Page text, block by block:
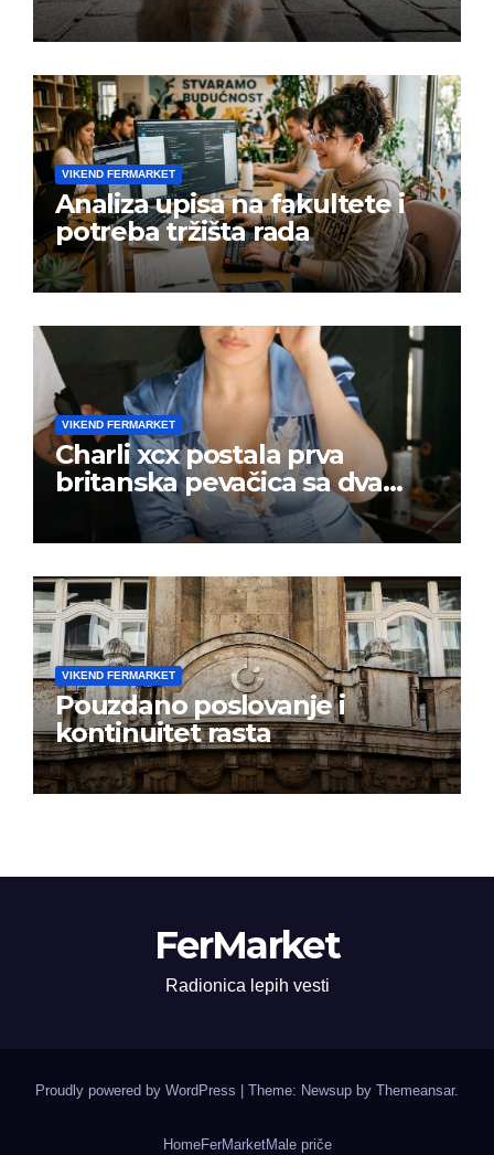
VIKEND FERMARKET
Analiza upisa na fakultete i
potreba tržišta rada
VIKEND FERMARKET
Charli xcx postala prva
britanska pevačica sa dva
albuma na prvom mestu u
istoj kalendarskoj godini
VIKEND FERMARKET
Pouzdano poslovanje i
kontinuitet rasta
FerMarket
Radionica lepih vesti
Proudly powered by WordPress Theme: Newsup by Themeansar.
HomeFerMarketMale priče